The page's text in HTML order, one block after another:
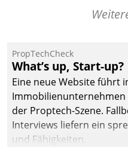
profitieren: Die nahtlose
Datatrain ermöglicht
automatisiert ausgelöste,
zielgerichtete
Mieterbefragungen – eine
starke Grundlage für
intelligente,
PropTechCheck
What’s up, Start-up?
Eine neue Website führt
Immobilienunternehmen
der Proptech-Szene.
Interviews liefern ein
und Fähigkeiten.